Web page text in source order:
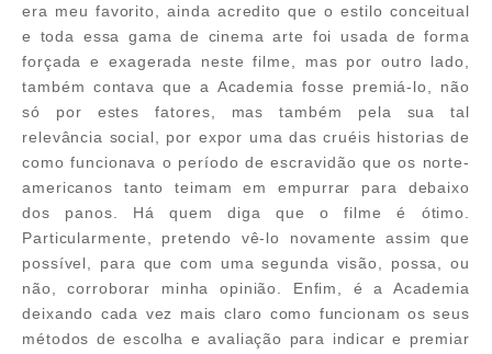
era meu favorito, ainda acredito que o estilo conceitual
e toda essa gama de cinema arte foi usada de forma
forçada e exagerada neste filme, mas por outro lado,
também contava que a Academia fosse premiá-lo, não
só por estes fatores, mas também pela sua tal
relevância social, por expor uma das cruéis historias de
como funcionava o período de escravidão que os norte-
americanos tanto teimam em empurrar para debaixo
dos panos. Há quem diga que o filme é ótimo.
Particularmente, pretendo vê-lo novamente assim que
possível, para que com uma segunda visão, possa, ou
não, corroborar minha opinião. Enfim, é a Academia
deixando cada vez mais claro como funcionam os seus
métodos de escolha e avaliação para indicar e premiar